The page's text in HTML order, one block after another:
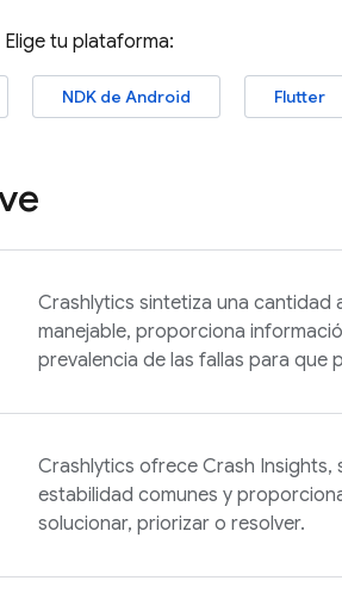
Elige tu plataforma:
NDK de Android Flutter
Crashlytics sintetiza una cantidad
manejable, proporciona
prevalencia de las fallas para que
Crashlytics ofrece Crash Insights,
estabilidad comunes y
solucionar, priorizar o resolver.